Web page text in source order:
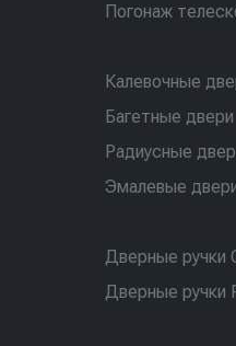
Погонаж
Калевочные
Багетные двери
Радиусные
Эмалевые
Дверные ручки
Дверные ручки